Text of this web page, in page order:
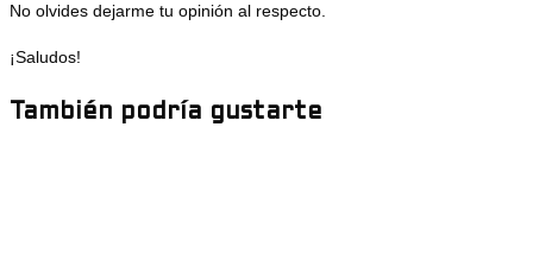
No olvides dejarme tu opinión al respecto.
¡Saludos!
También podría gustarte